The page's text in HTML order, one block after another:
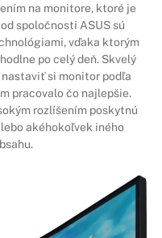
na monitore, ktoré je
spoločnosti ASUS sú
vďaka ktorým
po celý deň. Skvelý
si monitor podľa
pracovalo čo najlepšie.
rozlíšením poskytnú
akéhokoľvek iného